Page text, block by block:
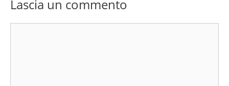
Lascia un commento